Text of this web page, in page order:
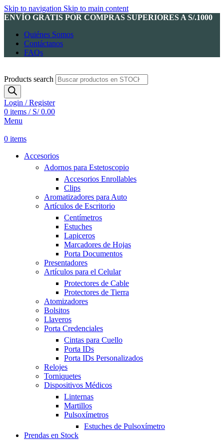
Skip to navigation Skip to main content
ENVÍO GRATIS POR COMPRAS SUPERIORES A S/.1000
Quiénes Somos
Contáctanos
FAQs
Products search
Login / Register
0 items / S/0.00
Menu
0 items
Accesorios
Adornos para Estetoscopio
Accesorios Enrollables
Clips
Aromatizadores para Auto
Artículos de Escritorio
Centímetros
Estuches
Lapiceros
Marcadores de Hojas
Porta Documentos
Presentadores
Artículos para el Celular
Protectores de Cable
Protectores de Tierra
Atomizadores
Bolsitos
Llaveros
Porta Credenciales
Cintas para Cuello
Porta IDs
Porta IDs Personalizados
Relojes
Torniquetes
Dispositivos Médicos
Linternas
Martillos
Pulsoxímetros
Estuches de Pulsoxímetro
Prendas en Stock